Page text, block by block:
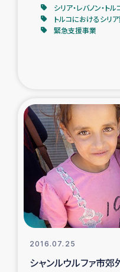
スリランカ
スリランカの南北女性
シリア・レバノン・トル
トルコにおけるシリ
緊急支援事業
2016.07.25
シャンルウルファ市